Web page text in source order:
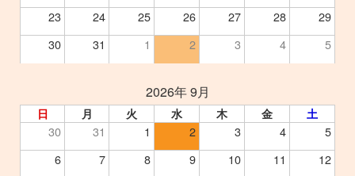
23
24 25 26 27 28
29
30
31 1 2 3 4 5
2026年 9月
日 月 火 水 木 金 土
30 31 1 2 3 4
5
6
7 8 9 10 11
12